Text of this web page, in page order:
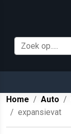
Home
Auto
expansievat